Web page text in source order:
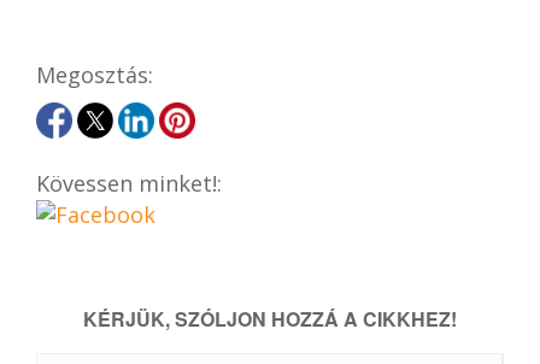
Megosztás:
Kövessen minket!:
KÉRJÜK, SZÓLJON HOZZÁ A CIKKHEZ!